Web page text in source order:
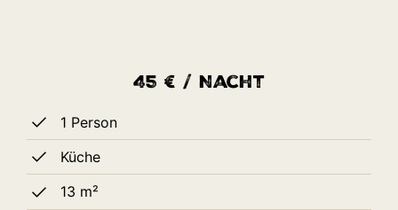
45 € / Nacht
1 Person
Küche
13 m²